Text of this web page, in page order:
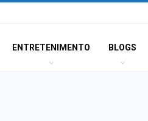
ENTRETENIMENTO BLOGS